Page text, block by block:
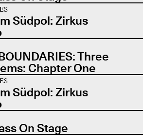
Südpol: Zirkus
Three
Chapter One
Südpol: Zirkus
On Stage